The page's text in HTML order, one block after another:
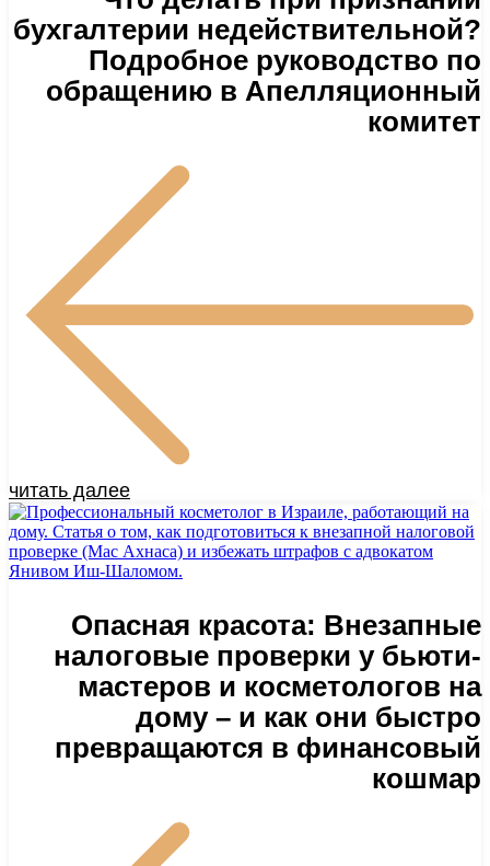
бухгалтерии недействительной?
Подробное руководство по
обращению в Апелляционный
комитет
читать далее
Опасная красота: Внезапные
налоговые проверки у бьюти-
мастеров и косметологов на
дому – и как они быстро
превращаются в финансовый
кошмар